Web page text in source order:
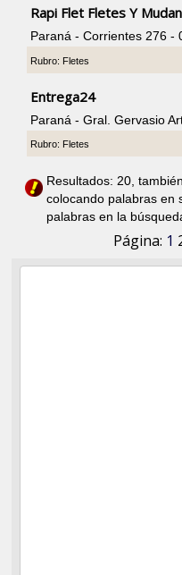
Rapi Flet Fletes Y
Paraná - Corrientes 276 -
Rubro: Fletes
Entrega24
Paraná - Gral. Gervasio
Rubro: Fletes
Resultados: 20,
colocando palabras en
palabras en la
Página: 1